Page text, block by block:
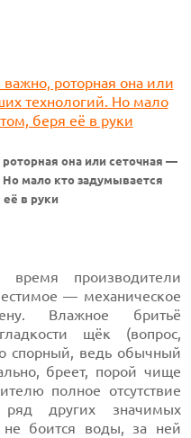
она или сеточная —
мало кто задумывается
в руки
производители
— механическое
Влажное бритьё
щёк (вопрос,
спорный, ведь обычный
бреет, порой чище
полное отсутствие
других значимых
не боится воды, за ней